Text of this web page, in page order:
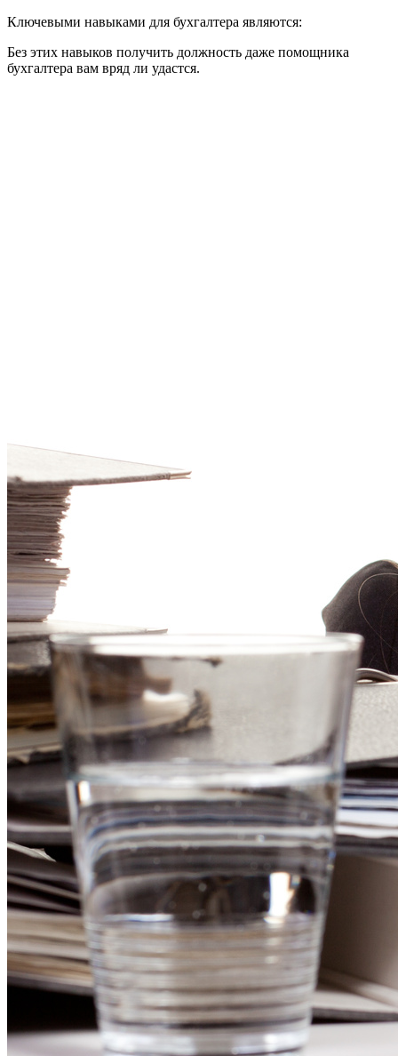
Ключевыми навыками для бухгалтера являются:
Без этих навыков получить должность даже помощника
бухгалтера вам вряд ли удастся.